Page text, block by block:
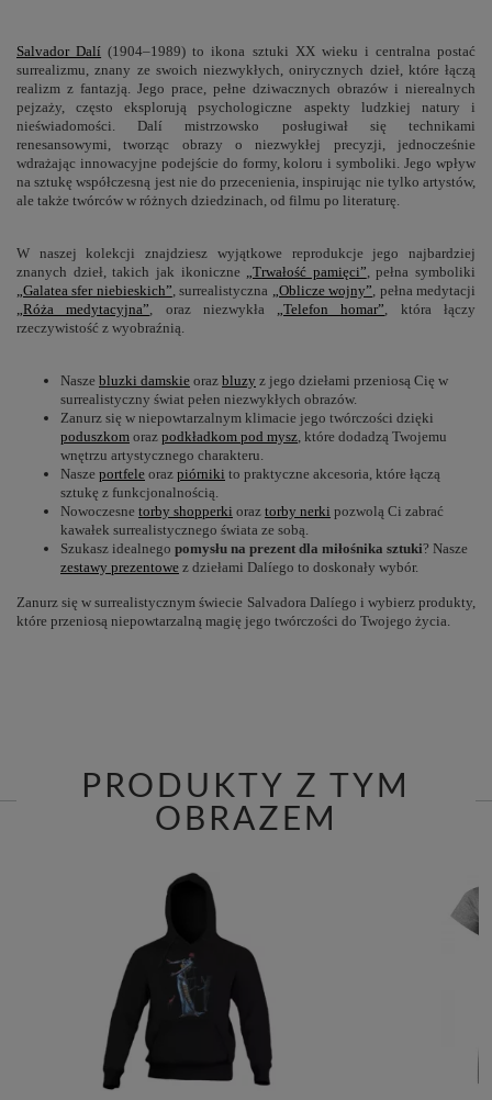
Salvador Dalí (1904–1989) to ikona sztuki XX wieku i centralna postać
surrealizmu, znany ze swoich niezwykłych, onirycznych dzieł, które łączą
realizm z fantazją. Jego prace, pełne dziwacznych obrazów i nierealnych
pejzaży, często eksplorują psychologiczne aspekty ludzkiej natury i
nieświadomości. Dalí mistrzowsko posługiwał się technikami
renesansowymi, tworząc obrazy o niezwykłej precyzji, jednocześnie
wdrażając innowacyjne podejście do formy, koloru i symboliki. Jego wpływ
na sztukę współczesną jest nie do przecenienia, inspirując nie tylko artystów,
ale także twórców w różnych dziedzinach, od filmu po literaturę.
W naszej kolekcji znajdziesz wyjątkowe reprodukcje jego najbardziej
znanych dzieł, takich jak ikoniczne
„Trwałość pamięci” , pełna symboliki
„Galatea sfer niebieskich” , surrealistyczna „Oblicze wojny” , pełna medytacji
„Róża medytacyjna” , oraz niezwykła „Telefon homar” , która łączy
rzeczywistość z wyobraźnią.
Nasze bluzki damskie oraz bluzy z jego dziełami przeniosą Cię w
surrealistyczny świat pełen niezwykłych obrazów.
Zanurz się w niepowtarzalnym klimacie jego twórczości dzięki
poduszkom oraz podkładkom pod mysz , które dodadzą Twojemu
wnętrzu artystycznego charakteru.
Nasze portfele oraz piórniki to praktyczne akcesoria, które łączą
sztukę z funkcjonalnością.
Nowoczesne torby shopperki oraz torby nerki pozwolą Ci zabrać
kawałek surrealistycznego świata ze sobą.
Szukasz idealnego pomysłu na prezent dla miłośnika sztuki? Nasze
zestawy prezentowe z dziełami Dalíego to doskonały wybór.
Zanurz się w surrealistycznym świecie Salvadora Dalíego i wybierz produkty,
które przeniosą niepowtarzalną magię jego twórczości do Twojego życia.
PRODUKTY Z TYM
OBRAZEM